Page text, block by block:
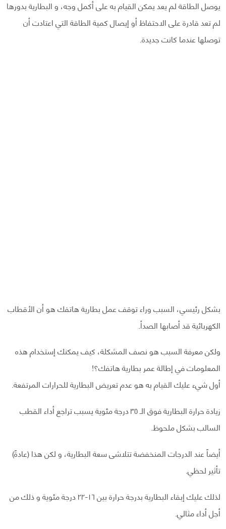
يوصل الطاقة لم يعد يمكن القيام به على أكمل وجه، و البطارية بدورها
لم تعد قادرة على الاحتفاظ أو إيصال كمية الطاقة التي اعتادت أن
توصلها عندما كانت جديدة.
بشكل رئيسي، السبب وراء توقف عمل بطارية هاتفك هو أن الأقطاب
الكهربائية قد أصابها الصدأ.
ولكن معرفة السبب هو نصف المشكلة، كيف يمكنك إستخدام هذه
المعلومات في إطالة عمر بطارية هاتفك؟!
أول شيء عليك القيام به هو عدم تعريض البطارية للحرارات المرتفعة.
زيادة حرارة البطارية فوق الـ ٣٥ درجة مئوية يسبب تراجع أداء القطب
السالب بشكل ملحوظ.
أيضاً عند الدرجات المنخفضة تتلاشى سعة البطارية، و لكن هذا (عادةً)
تأثير لحظي.
لذلك عليك إبقاء البطارية بدرجة حرارة بين ١٦-٢٢ درجة مئوية و ذلك من
أجل أداء مثالي.